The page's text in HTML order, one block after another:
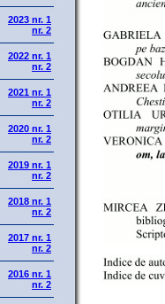
2023 nr. 1
nr. 2
2022 nr. 1
nr. 2
2021 nr. 1
nr. 2
2020 nr. 1
nr. 2
2019 nr. 1
nr. 2
2018 nr. 1
nr. 2
2017 nr. 1
nr. 2
2016 nr. 1
nr. 2